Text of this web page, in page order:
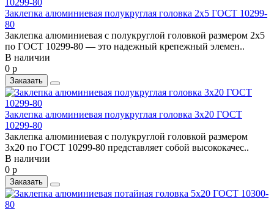
Заклепка алюминиевая полукруглая головка 2x5 ГОСТ 10299-
80
Заклепка алюминиевая с полукруглой головкой размером 2x5
по ГОСТ 10299-80 — это надежный крепежный элемен..
В наличии
0 р
Заказать
Заклепка алюминиевая полукруглая головка 3x20 ГОСТ
10299-80
Заклепка алюминиевая с полукруглой головкой размером
3x20 по ГОСТ 10299-80 представляет собой высококачес..
В наличии
0 р
Заказать